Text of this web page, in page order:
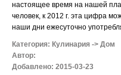
настоящее время на нашей
человек, к 2012 г. эта цифра
наши дни ежесуточно
Категория: Кулинария -> Дом
Автор:
Добавлено: 2015-03-23